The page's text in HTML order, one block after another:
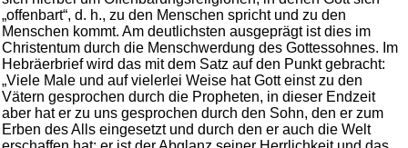
„offenbart“, d. h., zu den Menschen spricht und zu den
Menschen kommt. Am deutlichsten ausgeprägt ist dies im
Christentum durch die Menschwerdung des Gottessohnes. Im
Hebräerbrief wird das mit dem Satz auf den Punkt gebracht:
„Viele Male und auf vielerlei Weise hat Gott einst zu den
Vätern gesprochen durch die Propheten, in dieser Endzeit
aber hat er zu uns gesprochen durch den Sohn, den er zum
Erben des Alls eingesetzt und durch den er auch die Welt